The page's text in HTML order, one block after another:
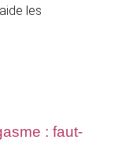
les
: faut-